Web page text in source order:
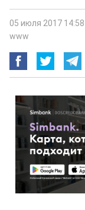
05 июля 2017 14:58
www